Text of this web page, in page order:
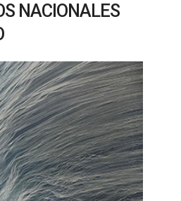
NACIONALES